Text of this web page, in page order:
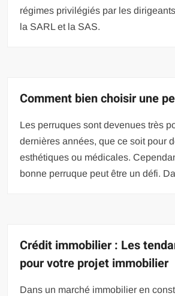
régimes privilégiés par les
la SARL et la SAS.
Comment bien choisir une
Les perruques sont devenues très
dernières années, que ce soit pour
esthétiques ou médicales.
bonne perruque peut être un défi.
Crédit immobilier : Les
pour votre projet immobilier
Dans un marché immobilier en